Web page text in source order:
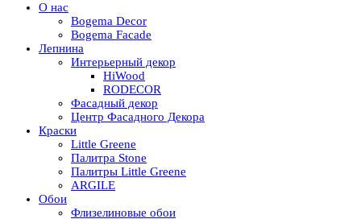
О нас
Bogema Decor
Bogema Facade
Лепнина
Интерьерный декор
HiWood
RODECOR
Фасадный декор
Центр Фасадного Декора
Краски
Little Greene
Палитра Stone
Палитры Little Greene
ARGILE
Обои
Флизелиновые обои